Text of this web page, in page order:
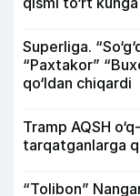
Superliga.
“Paxtakor”
qo‘ldan chiqardi
Tramp AQSH
tarqatganlarga
“Tolibon”